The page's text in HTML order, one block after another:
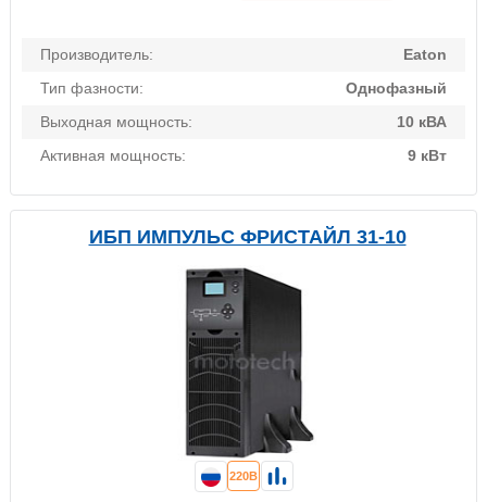
Производитель:
Eaton
Тип фазности:
Однофазный
Выходная мощность:
10 кВА
Активная мощность:
9 кВт
ИБП ИМПУЛЬС ФРИСТАЙЛ 31-10
220В